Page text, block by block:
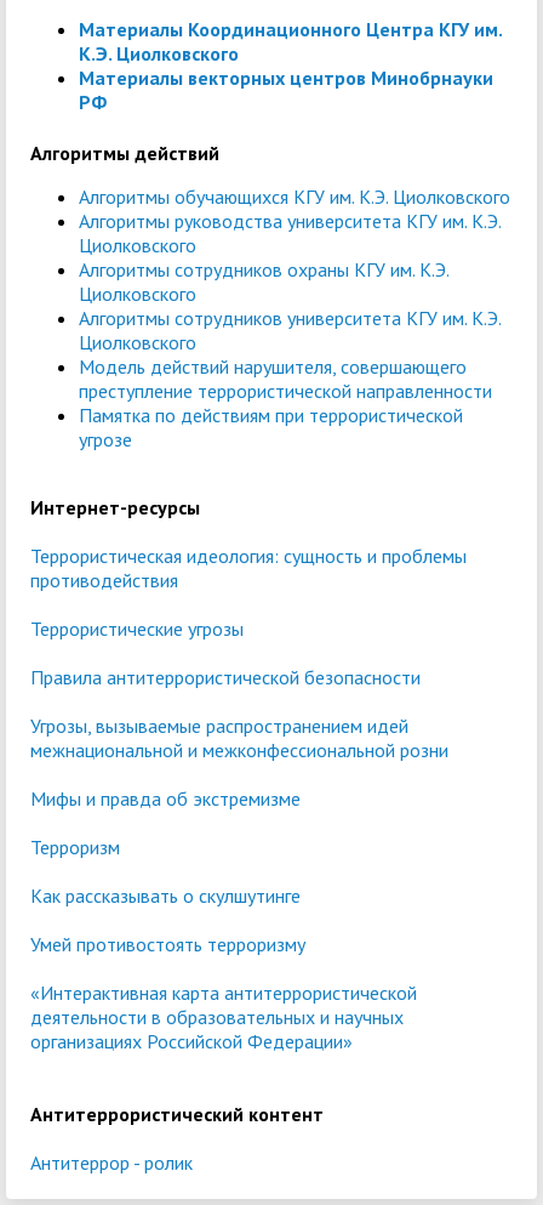
Материалы Координационного Центра КГУ им.
К.Э. Циолковского
Материалы векторных центров Минобрнауки
РФ
Алгоритмы действий
Алгоритмы обучающихся КГУ им. К.Э. Циолковского
Алгоритмы руководства университета КГУ им. К.Э.
Циолковского
Алгоритмы сотрудников охраны КГУ им. К.Э.
Циолковского
Алгоритмы сотрудников университета КГУ им. К.Э.
Циолковского
Модель действий нарушителя, совершающего
преступление террористической направленности
Памятка по действиям при террористической
угрозе
Интернет-ресурсы
Террористическая идеология: сущность и проблемы
противодействия
Террористи​​​ческие угрозы
Правила антитеррористической безопасности
Угрозы, вызываемые распространением идей
межнациональной и межконфессиональной розни
Мифы и правда об экстремизме
Терроризм
Как рассказывать о скулшутинге
Умей противостоять терроризму
«Интерактивная карта антитеррористической
деятельности в образовательных и научных
организациях Российской Федерации»
Антитеррористический контент
Антитеррор - ролик